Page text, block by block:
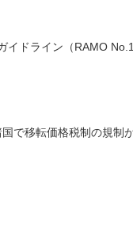
ドライン（RAMO
で移転価格税制の規制